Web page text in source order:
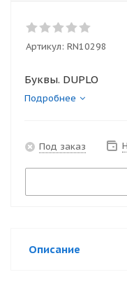
Артикул: RN10298
Буквы. DUPLO
Подробнее
Под заказ
Описание